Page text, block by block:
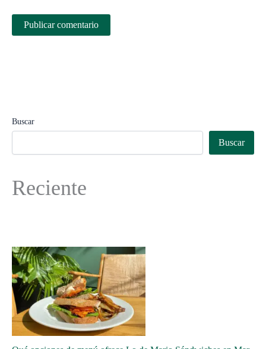
Buscar
Buscar
Reciente